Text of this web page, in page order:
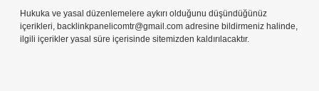
Hukuka ve yasal düzenlemelere aykırı olduğunu düşündüğünüz
içerikleri, backlinkpanelicomtr@gmail.com adresine bildirmeniz halinde,
ilgili içerikler yasal süre içerisinde sitemizden kaldırılacaktır.